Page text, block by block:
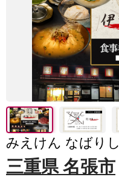
みえけん なばりし
三重県 名張市